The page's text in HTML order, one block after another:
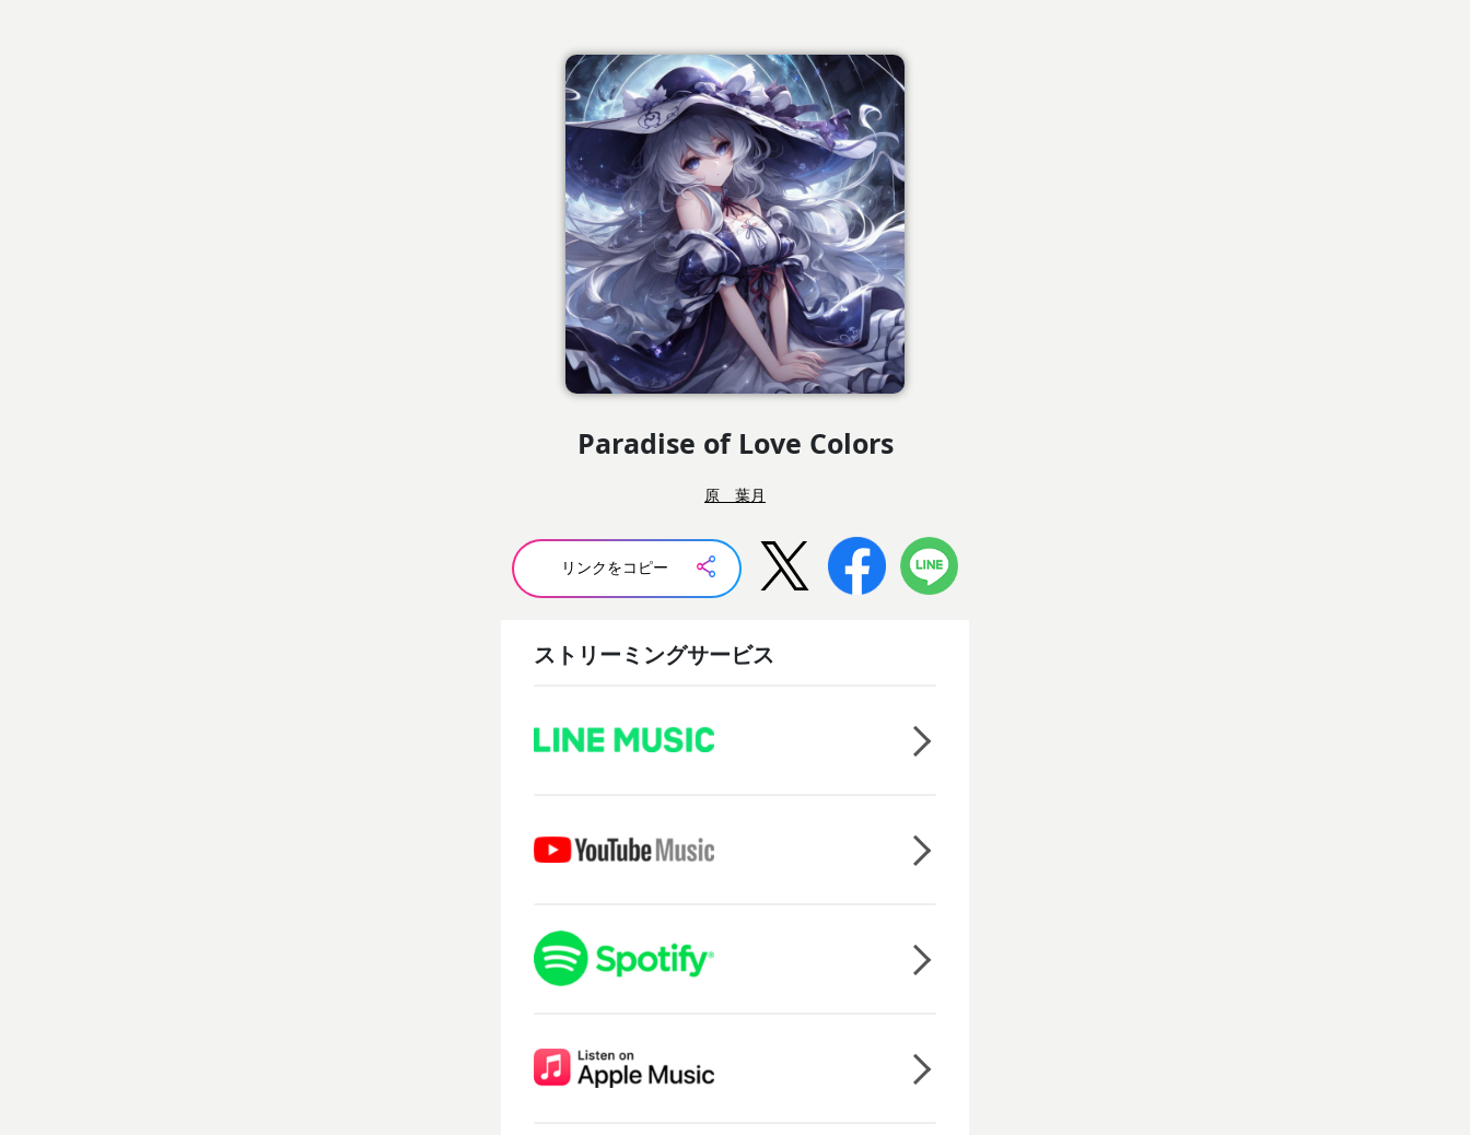
Paradise of Love Colors
原 葉月
リンクをコピー
ストリーミングサービス